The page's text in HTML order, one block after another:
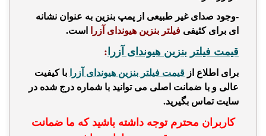
-وجود صدای غیر طبیعی از پمپ بنزین به عنوان نشانه
ای برای کثیفی فیلتر بنزین هیوندای آزرا است.
قیمت فیلتر بنزین هیوندای آزرا :
برای اطلاع از قیمت فیلتر بنزین هیوندای آزرا
با کیفیت
عالی و با ضمانت اصلی می توانید با شماره درج شده در
سایت تماس بگیرید.
کاربران محترم توجه داشته باشید که ما ضمانت